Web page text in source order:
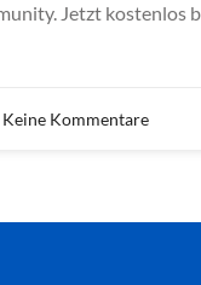
Jetzt kostenlos
Keine Kommentare